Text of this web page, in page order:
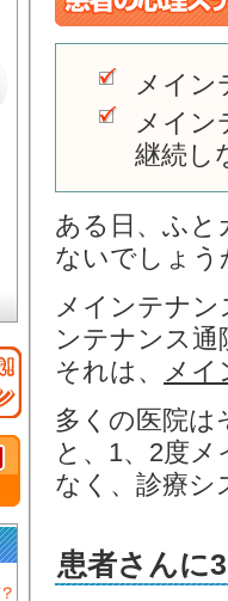
メイ
メイン
継続
ある日、ふ
ないでしょう
メインテナ
ンテナンス
それは、
メ
多くの医院は
と、1、2度
なく、診療シ
患者さんに